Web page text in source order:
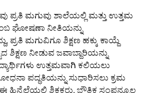
ಪ್ರತಿ ಮಗುವು ಶಾಲೆಯಲ್ಲಿ ಮತ್ತು ಉತ್ತಮ
ಘೋಷಣಾ ನೀತಿಯನ್ನು
ಪ್ರತಿ ಮಗುವಿಗೂ ಶಿಕ್ಷಣ ಹಕ್ಕು ಕಾಯ್ದೆ
ನೀಡುವ ಜವಾಬ್ದಾರಿಯನ್ನು
ಉತ್ತಮವಾಗಿ ಕಲಿಯಲು
ಪದ್ಧತಿಯನ್ನು ಸುಧಾರಿಸಲು ಕ್ರಮ